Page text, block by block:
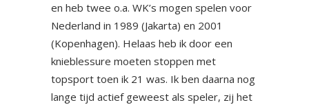
en heb twee o.a. WK’s mogen spelen voor
Nederland in 1989 (Jakarta) en 2001
(Kopenhagen). Helaas heb ik door een
knieblessure moeten stoppen met
topsport toen ik 21 was. Ik ben daarna nog
lange tijd actief geweest als speler, zij het